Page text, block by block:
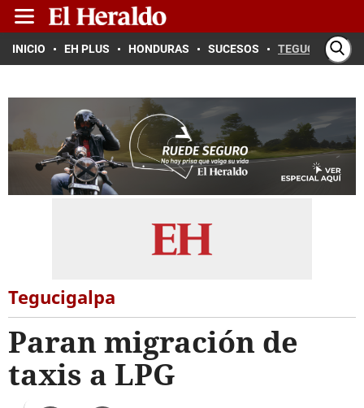
INICIO EH PLUS HONDURAS SUCESOS TEGUCIGALPA
Tegucigalpa
Paran migración de
taxis a LPG